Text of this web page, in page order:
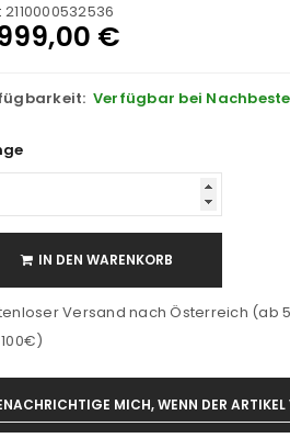
2110000532536
€
Verfügbar bei
IN DEN WARENKORB
Versand nach Österreich (ab
MICH, WENN DER